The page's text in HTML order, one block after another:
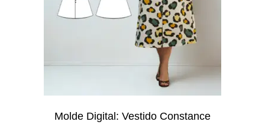
Molde Digital: Vestido Constance